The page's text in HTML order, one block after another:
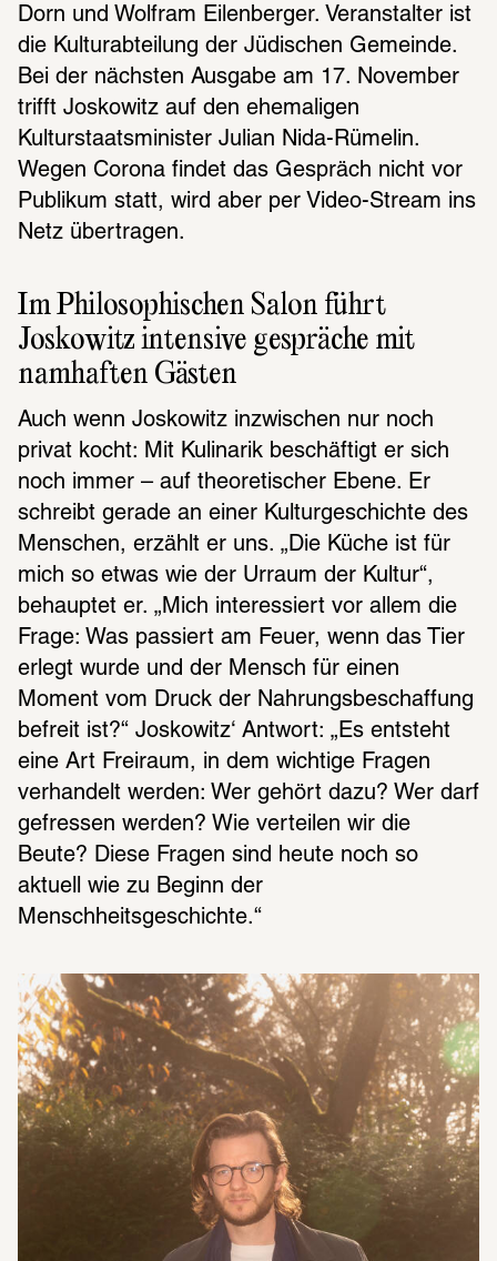
Dorn und Wolfram Eilenberger. Veranstalter ist
die Kulturabteilung der Jüdischen Gemeinde.
Bei der nächsten Ausgabe am 17. November
trifft Joskowitz auf den ehemaligen
Kulturstaatsminister Julian Nida-Rümelin.
Wegen Corona findet das Gespräch nicht vor
Publikum statt, wird aber per Video-Stream ins
Netz übertragen.
Im Philosophischen Salon führt
Joskowitz intensive gespräche mit
namhaften Gästen
Auch wenn Joskowitz inzwischen nur noch
privat kocht: Mit Kulinarik beschäftigt er sich
noch immer – auf theoretischer Ebene. Er
schreibt gerade an einer Kulturgeschichte des
Menschen, erzählt er uns. „Die Küche ist für
mich so etwas wie der Urraum der Kultur“,
behauptet er. „Mich interessiert vor allem die
Frage: Was passiert am Feuer, wenn das Tier
erlegt wurde und der Mensch für einen
Moment vom Druck der Nahrungsbeschaffung
befreit ist?“ Joskowitz‘ Antwort: „Es entsteht
eine Art Freiraum, in dem wichtige Fragen
verhandelt werden: Wer gehört dazu? Wer darf
gefressen werden? Wie verteilen wir die
Beute? Diese Fragen sind heute noch so
aktuell wie zu Beginn der
Menschheitsgeschichte.“